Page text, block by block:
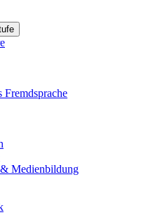
Fremdsprache
Medienbildung